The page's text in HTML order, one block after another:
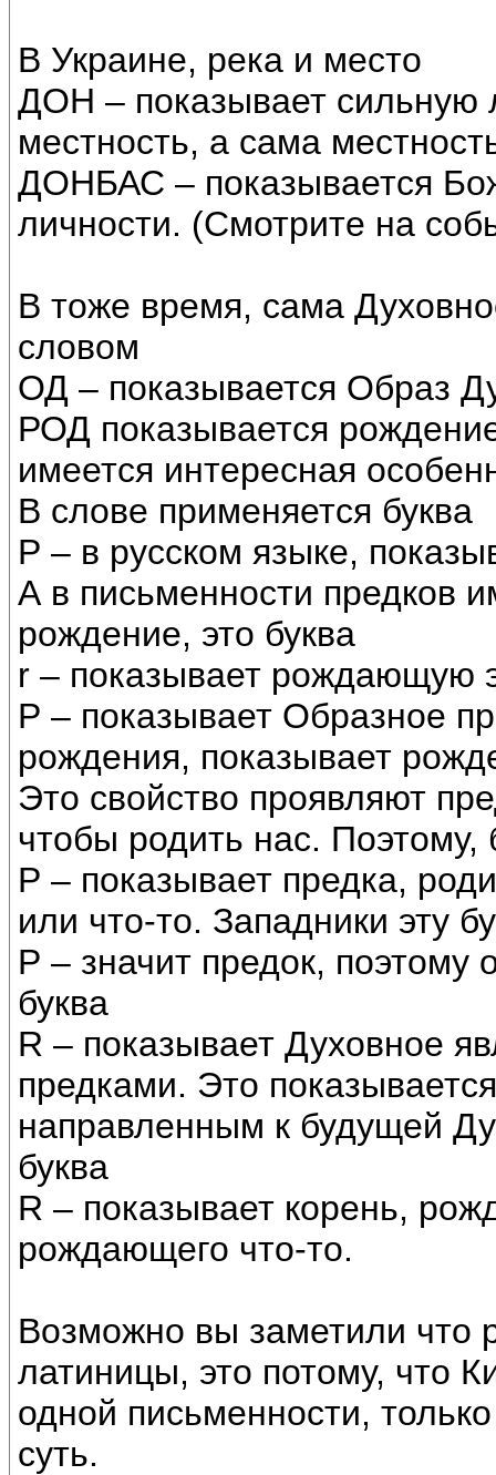
В Украине, река и место
ДОН – показывает сильную
местность, а сама
ДОНБАС – показывается
личности. (Смотрите на
В тоже время, сама
словом
ОД – показывается Образ
РОД показывается
имеется интересная
В слове применяется буква
Р – в русском языке,
А в письменности предков
рождение, это буква
r – показывает рождающую
Р – показывает Образное
рождения, показывает
Это свойство проявляют
чтобы родить нас. Поэтому,
Р – показывает предка,
или что-то. Западники эту
Р – значит предок, поэтому
буква
R – показывает Духовное
предками. Это
направленным к будущей
буква
R – показывает корень,
рождающего что-то.
Возможно вы заметили что
латиницы, это потому, что
одной письменности,
суть.